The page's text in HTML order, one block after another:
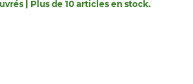
| Plus de 10 articles en stock.